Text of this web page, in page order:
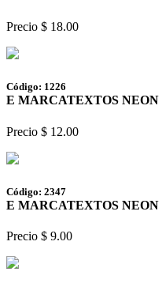
Precio $ 18.00
Código: 1226
E MARCATEXTOS
Precio $ 12.00
Código: 2347
E MARCATEXTOS NEON
Precio $ 9.00